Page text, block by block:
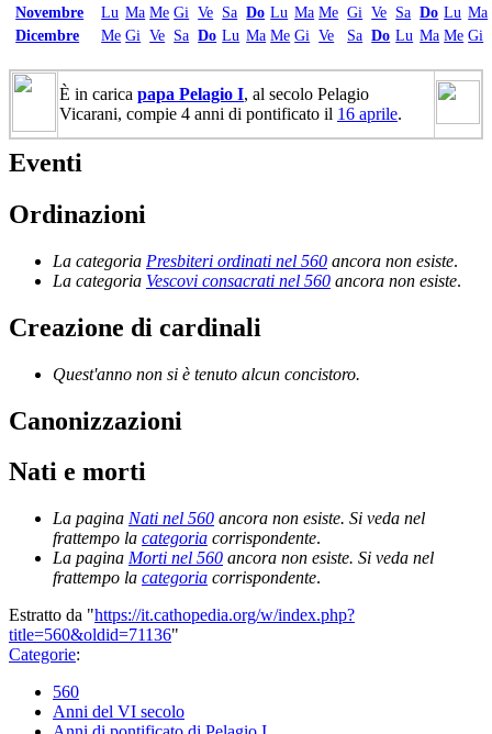
Novembre
Lu Ma Me Gi Ve Sa Do Lu Ma Me Gi Ve Sa Do Lu Ma
Dicembre
Me Gi Ve Sa Do Lu Ma Me Gi Ve Sa Do Lu Ma Me Gi
È in carica papa Pelagio I, al secolo Pelagio
Vicarani, compie 4 anni di pontificato il 16 aprile.
Eventi
Ordinazioni
La categoria Presbiteri ordinati nel 560 ancora non esiste.
La categoria Vescovi consacrati nel 560 ancora non esiste.
Creazione di cardinali
Quest'anno non si è tenuto alcun concistoro.
Canonizzazioni
Nati e morti
La pagina Nati nel 560 ancora non esiste. Si veda nel
frattempo la categoria corrispondente.
La pagina Morti nel 560 ancora non esiste. Si veda nel
frattempo la categoria corrispondente.
Estratto da "https://it.cathopedia.org/w/index.php?
title=560&oldid=71136"
Categorie:
560
Anni del VI secolo